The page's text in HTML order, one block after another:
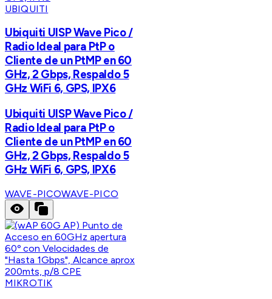
UBIQUITI
Ubiquiti UISP Wave Pico /
Radio Ideal para PtP o
Cliente de un PtMP en 60
GHz, 2 Gbps, Respaldo 5
GHz WiFi 6, GPS, IPX6
Ubiquiti UISP Wave Pico /
Radio Ideal para PtP o
Cliente de un PtMP en 60
GHz, 2 Gbps, Respaldo 5
GHz WiFi 6, GPS, IPX6
WAVE-PICOWAVE-PICO
MIKROTIK